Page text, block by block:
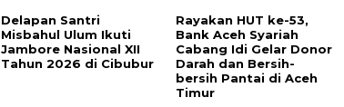
Delapan Santri
Misbahul Ulum Ikuti
Jambore Nasional XII
Tahun 2026 di Cibubur
Rayakan HUT ke-53,
Bank Aceh Syariah
Cabang Idi Gelar Donor
Darah dan Bersih-
bersih Pantai di Aceh
Timur